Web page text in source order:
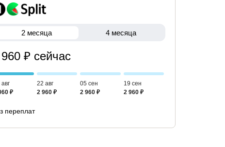
2 месяца 4 месяца
₽ сейчас
₽
22 авг
2 960 ₽
05 сен
2 960 ₽
19 сен
2 960 ₽
переплат